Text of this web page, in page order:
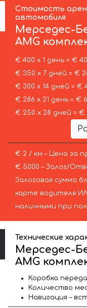
Стоимость
автомобиля
Мерседес-
AMG
€ 400 х 1 день = €
€ 350 х 7 дней = €
€ 300 х 14 дней = €
€ 286 х 21 день = €
€ 250 х 28 дней = €
€ 2 / км – Цена за
€ 5000 – Залог/
Залоговая сумма
карте водителя
наличными при
Технические
Мерседес-
AMG
Коробка
Количество
Навигация –